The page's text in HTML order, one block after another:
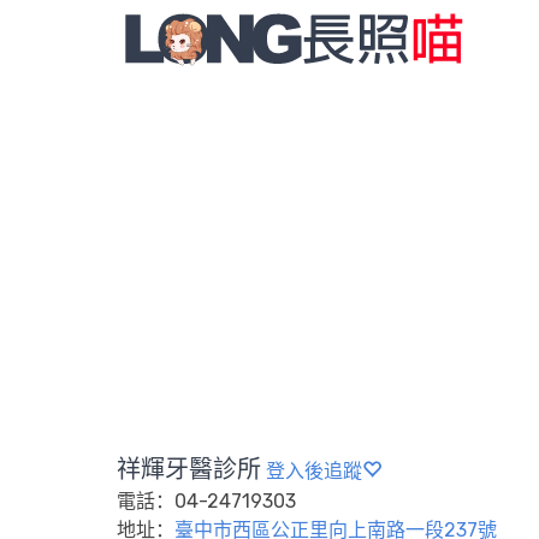
祥輝牙醫診所 登入後追蹤
電話：04-24719303
地址： 臺中市西區公正里向上南路一段237號